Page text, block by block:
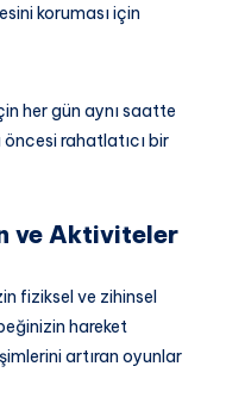
koruması için
her gün aynı saatte
rahatlatıcı bir
ve Aktiviteler
fiziksel ve zihinsel
hareket
artıran oyunlar